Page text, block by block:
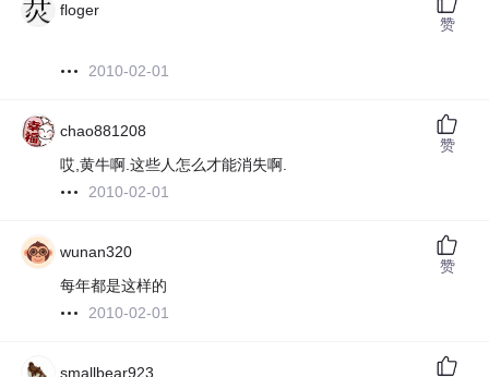
floger
2010-02-01
赞
chao881208
哎,黄牛啊.这些人怎么才能消失啊.
2010-02-01
赞
wunan320
每年都是这样的
2010-02-01
赞
smallbear923